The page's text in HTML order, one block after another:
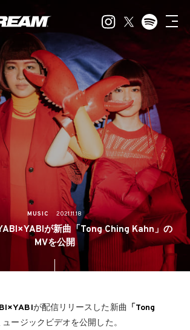
MUSIC 2021.11.18
が新曲「Tong Ching Kahn」の
MVを公開
が配信リリースした新曲 「Tong
ュージックビデオを公開した。